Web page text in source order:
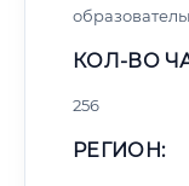
КОЛ-ВО
256
РЕГИОН: